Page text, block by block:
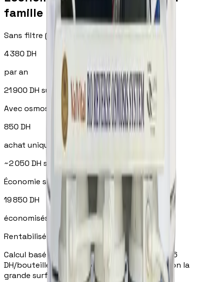
famille de 4 personnes
Sans filtre (bouteilles)
4 380 DH
par an
21 900 DH sur 5 ans
Avec osmoseur Qatarat
850 DH
achat unique + entretien ~300 DH/an
~2 050 DH sur 5 ans
Économie sur 5 ans
19 850 DH
économisés
Rentabilisé en ~3 mois
Calcul basé sur 2 bouteilles de 1,5L par jour à 6
DH/bouteille. Prix des bouteilles variables selon la
grande surface.